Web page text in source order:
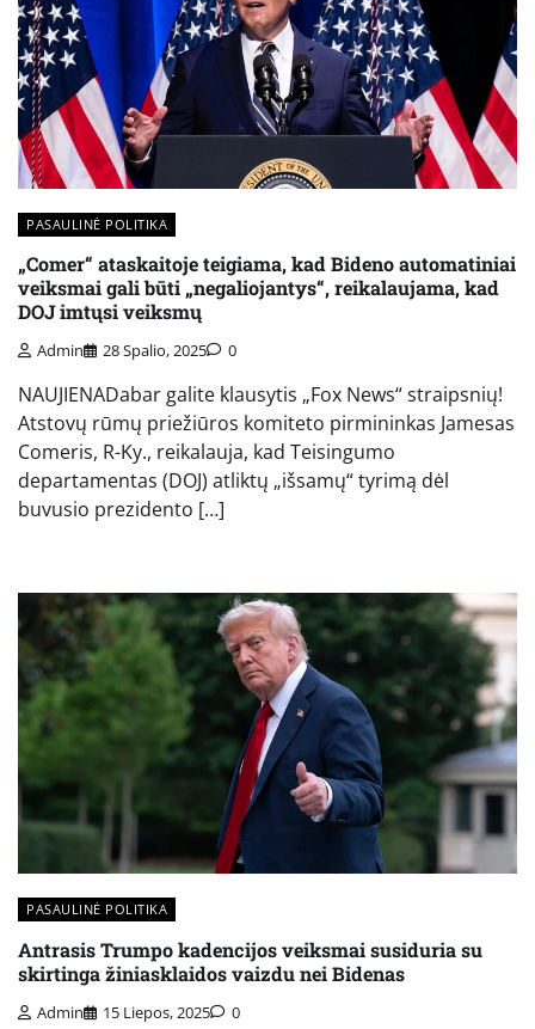
PASAULINĖ POLITIKA
„Comer“ ataskaitoje teigiama, kad Bideno automatiniai
veiksmai gali būti „negaliojantys“, reikalaujama, kad
DOJ imtųsi veiksmų
Admin 28 Spalio, 2025 0
NAUJIENADabar galite klausytis „Fox News“ straipsnių!
Atstovų rūmų priežiūros komiteto pirmininkas Jamesas
Comeris, R-Ky., reikalauja, kad Teisingumo
departamentas (DOJ) atliktų „išsamų“ tyrimą dėl
buvusio prezidento […]
PASAULINĖ POLITIKA
Antrasis Trumpo kadencijos veiksmai susiduria su
skirtinga žiniasklaidos vaizdu nei Bidenas
Admin 15 Liepos, 2025 0